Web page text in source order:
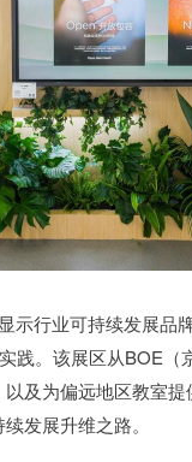
行业可持续发展品
践。该展区从BOE
及为偏远地区教室
发展升维之路。